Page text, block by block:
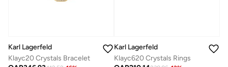
Karl Lagerfeld
Klayc20 Crystals Bracelet
Karl Lagerfeld
Klayc620 Crystals Rings